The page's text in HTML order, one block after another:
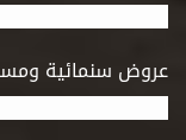
عروض سنمائية